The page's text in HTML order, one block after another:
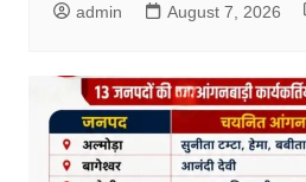
admin August 7, 2026